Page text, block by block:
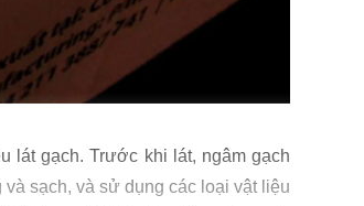
lát gạch. Trước khi lát, ngâm gạch
sạch, và sử dụng các loại vật liệu